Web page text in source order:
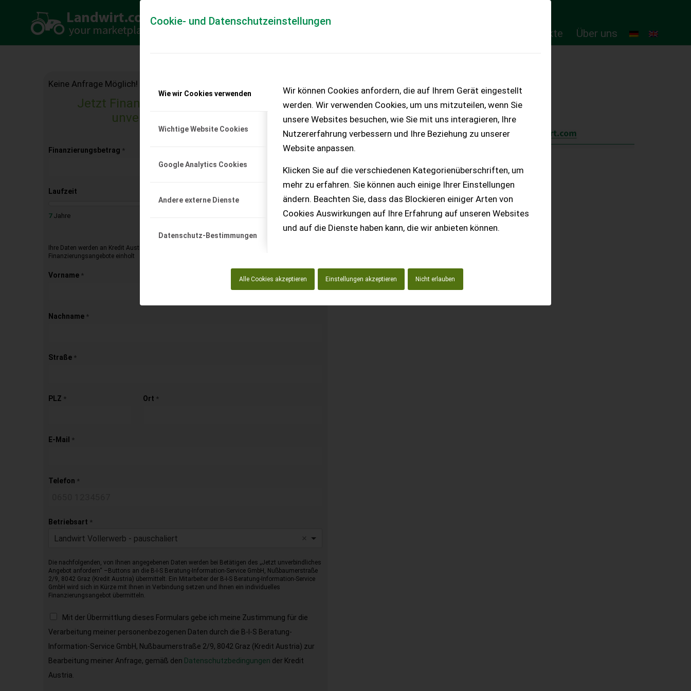
Cookie- und Datenschutzeinstellungen
Wie wir Cookies verwenden
Wichtige Website Cookies
Google Analytics Cookies
Andere externe Dienste
Datenschutz-Bestimmungen
Wir können Cookies anfordern, die auf Ihrem Gerät eingestellt
werden. Wir verwenden Cookies, um uns mitzuteilen, wenn Sie
unsere Websites besuchen, wie Sie mit uns interagieren, Ihre
Nutzererfahrung verbessern und Ihre Beziehung zu unserer
Website anpassen.
Klicken Sie auf die verschiedenen Kategorienüberschriften, um
mehr zu erfahren. Sie können auch einige Ihrer Einstellungen
ändern. Beachten Sie, dass das Blockieren einiger Arten von
Cookies Auswirkungen auf Ihre Erfahrung auf unseren Websites
und auf die Dienste haben kann, die wir anbieten können.
Alle Cookies akzeptieren Einstellungen akzeptieren Nicht erlauben
Online-Produkte Über uns
Keine Anfrage Möglich!
Jetzt Finanzierungsangebot anfordern
unverbindlich & kostenlos!
Finanzierungsbetrag *
Laufzeit
7Jahre
Ihre Daten werden an Kredit Austria übermittelt, die dann für Sie kostenlos unverbindliche
Finanzierungsangebote einholt
Vorname *
Nachname *
Straße *
PLZ * Ort *
E-Mail *
Telefon *
Betriebsart *
Landwirt Vollerwerb - pauschaliert
Die nachfolgenden, von Ihnen angegebenen Daten werden bei Betätigen des „Jetzt unverbindliches
Angebot anfordern“ –Buttons an die B-I-S Beratung-Information-Service GmbH, Nußbaumerstraße
2/9, 8042 Graz (Kredit Austria) übermittelt. Ein Mitarbeiter der B-I-S Beratung-Information-Service
GmbH wird sich in Kürze mit Ihnen in Verbindung setzen und Ihnen ein individuelles
Finanzierungsangebot übermitteln.
Mit der Übermittlung dieses Formulars gebe ich meine Zustimmung für die
Verarbeitung meiner personenbezogenen Daten durch die B-I-S Beratung-
Information-Service GmbH, Nußbaumerstraße 2/9, 8042 Graz (Kredit Austria) zur
Bearbeitung meiner Anfrage, gemäß den Datenschutzbedingungen der Kredit
Austria.